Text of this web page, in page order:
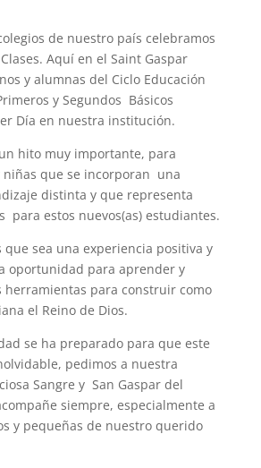
de nuestro país celebramos
Aquí en el Saint Gaspar
y alumnas del Ciclo Educación
y Segundos Básicos
Día en nuestra institución.
hito muy importante, para
niñas que se incorporan una
distinta y que representa
para estos nuevos(as) estudiantes.
que sea una experiencia positiva y
oportunidad para aprender y
para construir como
el Reino de Dios.
se ha preparado para que este
pedimos a nuestra
Sangre y San Gaspar del
siempre, especialmente a
y pequeñas de nuestro querido